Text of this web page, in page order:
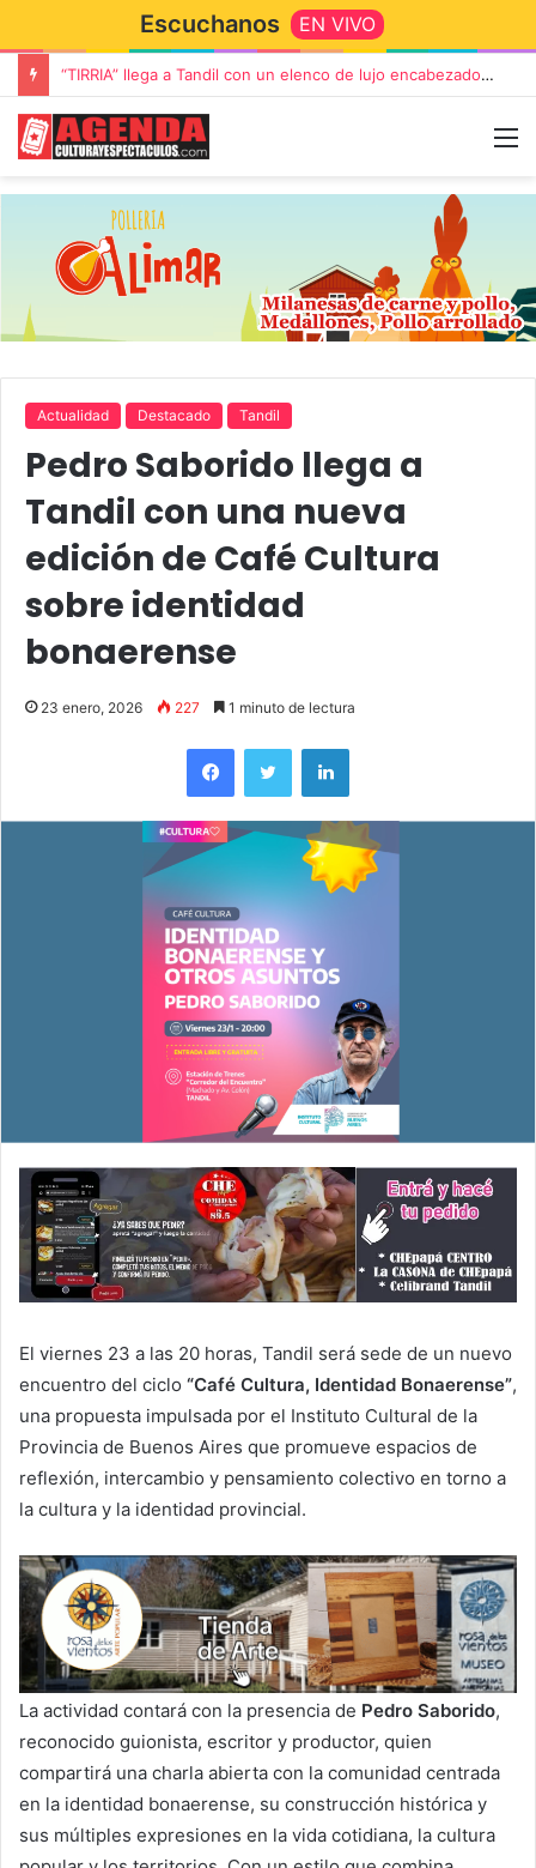
Escuchanos EN VIVO
“TIRRIA” llega a Tandil con un elenco de lujo encabezado por Capusotto, Spregelburd y Stefani
Actualidad Destacado Tandil
Pedro Saborido llega a
Tandil con una nueva
edición de Café Cultura
sobre identidad
bonaerense
23 enero, 2026 227 1 minuto de lectura
El viernes 23 a las 20 horas, Tandil será sede de un nuevo
encuentro del ciclo “Café Cultura, Identidad Bonaerense”,
una propuesta impulsada por el Instituto Cultural de la
Provincia de Buenos Aires que promueve espacios de
reflexión, intercambio y pensamiento colectivo en torno a
la cultura y la identidad provincial.
La actividad contará con la presencia de Pedro Saborido,
reconocido guionista, escritor y productor, quien
compartirá una charla abierta con la comunidad centrada
en la identidad bonaerense, su construcción histórica y
sus múltiples expresiones en la vida cotidiana, la cultura